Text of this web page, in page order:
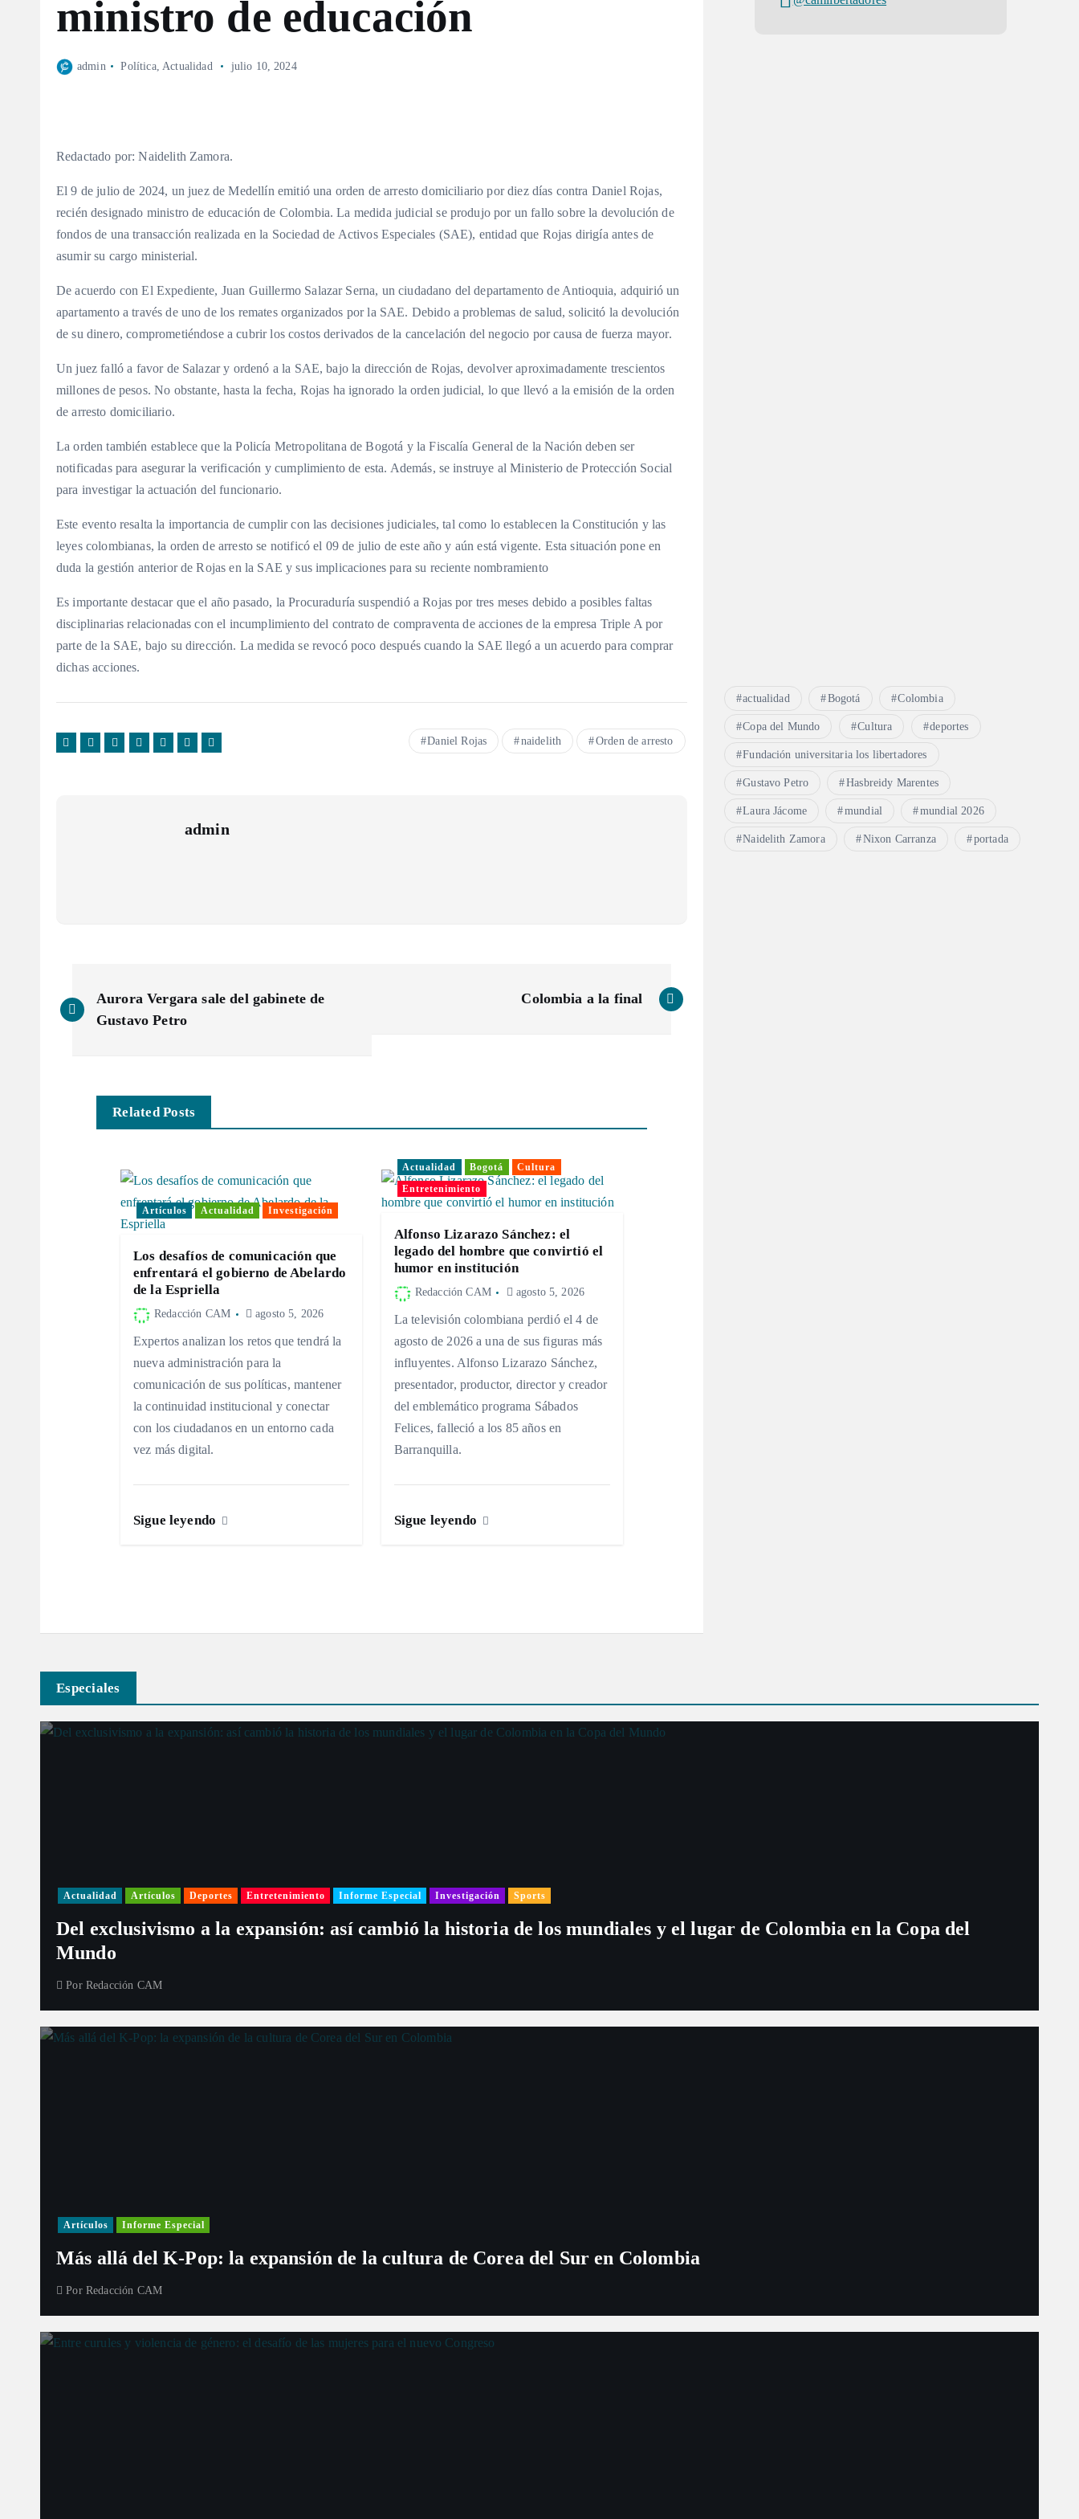
ministro de educación
admin Política,Actualidad julio 10, 2024
Redactado por: Naidelith Zamora.
El 9 de julio de 2024, un juez de Medellín emitió una orden de arresto domiciliario por diez días contra Daniel Rojas,
recién designado ministro de educación de Colombia. La medida judicial se produjo por un fallo sobre la devolución de
fondos de una transacción realizada en la Sociedad de Activos Especiales (SAE), entidad que Rojas dirigía antes de
asumir su cargo ministerial.
De acuerdo con El Expediente, Juan Guillermo Salazar Serna, un ciudadano del departamento de Antioquia, adquirió un
apartamento a través de uno de los remates organizados por la SAE. Debido a problemas de salud, solicitó la devolución
de su dinero, comprometiéndose a cubrir los costos derivados de la cancelación del negocio por causa de fuerza mayor.
Un juez falló a favor de Salazar y ordenó a la SAE, bajo la dirección de Rojas, devolver aproximadamente trescientos
millones de pesos. No obstante, hasta la fecha, Rojas ha ignorado la orden judicial, lo que llevó a la emisión de la orden
de arresto domiciliario.
La orden también establece que la Policía Metropolitana de Bogotá y la Fiscalía General de la Nación deben ser
notificadas para asegurar la verificación y cumplimiento de esta. Además, se instruye al Ministerio de Protección Social
para investigar la actuación del funcionario.
Este evento resalta la importancia de cumplir con las decisiones judiciales, tal como lo establecen la Constitución y las
leyes colombianas, la orden de arresto se notificó el 09 de julio de este año y aún está vigente. Esta situación pone en
duda la gestión anterior de Rojas en la SAE y sus implicaciones para su reciente nombramiento
Es importante destacar que el año pasado, la Procuraduría suspendió a Rojas por tres meses debido a posibles faltas
disciplinarias relacionadas con el incumplimiento del contrato de compraventa de acciones de la empresa Triple A por
parte de la SAE, bajo su dirección. La medida se revocó poco después cuando la SAE llegó a un acuerdo para comprar
dichas acciones.
Daniel Rojas naidelith Orden de arresto
admin
a
r
a
d
Aurora Vergara sale del gabinete de
Gustavo Petro
Colombia a la final
Related Posts
Artículos Actualidad Investigación
Los desafíos de comunicación que
enfrentará el gobierno de Abelardo
de la Espriella
Redacción CAM agosto 5, 2026
Expertos analizan los retos que tendrá la
nueva administración para la
comunicación de sus políticas, mantener
la continuidad institucional y conectar
con los ciudadanos en un entorno cada
vez más digital.
Sigue leyendo
Actualidad Bogotá
Cultura
Entretenimiento
Alfonso Lizarazo Sánchez: el
legado del hombre que convirtió el
humor en institución
Redacción CAM agosto 5, 2026
La televisión colombiana perdió el 4 de
agosto de 2026 a una de sus figuras más
influyentes. Alfonso Lizarazo Sánchez,
presentador, productor, director y creador
del emblemático programa Sábados
Felices, falleció a los 85 años en
Barranquilla.
Sigue leyendo
actualidad Bogotá Colombia
Copa del Mundo Cultura deportes
Fundación universitaria los libertadores
Gustavo Petro Hasbreidy Marentes
Laura Jácome mundial mundial 2026
Naidelith Zamora Nixon Carranza portada
Especiales
Actualidad Artículos Deportes Entretenimiento Informe Especial Investigación Sports
Del exclusivismo a la expansión: así cambió la historia de los mundiales y el lugar de Colombia en la Copa del
Mundo
Por Redacción CAM
Artículos Informe Especial
Más allá del K-Pop: la expansión de la cultura de Corea del Sur en Colombia
Por Redacción CAM